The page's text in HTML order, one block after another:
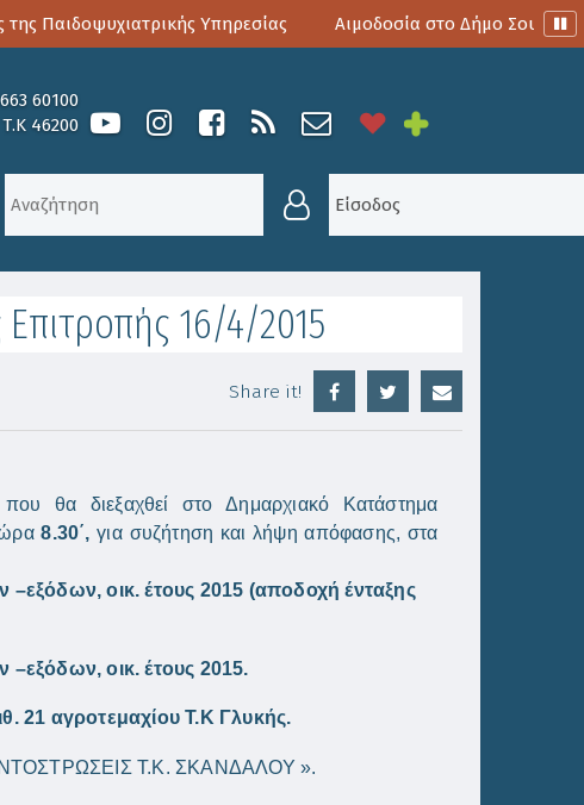
Παιδοψυχιατρικής Υπηρεσίας Αιμοδοσία στο Δήμο Σουλίου
60100
46200
ΠΡΌΣΚΛΗΣΗ ΣΎΓΚΛΗΣΗΣ ΟΙΚΟΝΟΜΙΚΉΣ
Είσοδος
16/4/2015
Share it!
θα διεξαχθεί στο Δημαρχιακό Κατάστημα
ώρα8.30΄,για συζήτηση και λήψη απόφασης, στα
οικ. έτους 2015 (αποδοχή ένταξης
οικ. έτους 2015.
21 αγροτεμαχίου Τ.Κ Γλυκής.
Τ.Κ. ΣΚΑΝΔΑΛΟΥ ».